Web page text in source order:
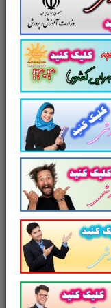
باشد.جزوه
تخصصی
شده داوطلبین
و منسجم می
را سبب
بخشیده و یک
آزمون به
همه داوطلبین
وزارت
پرتو